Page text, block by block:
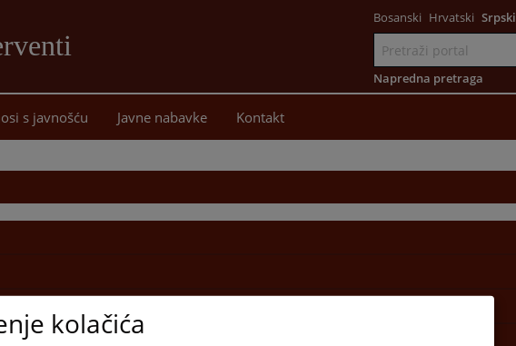
sadržaj
Bosanski Hrvatski Srpski
Napredna pretraga
s javnošću Javne nabavke Kontakt
kolačića